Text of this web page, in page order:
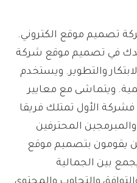
تصميم موقع الكتروني.
في تصميم موقع شركة
والتطوير. ويستخدم
ويتماشى مع معايير
الأول تمتلك فريقا
المحترفين
يقومون بتصميم موقع
بين الجمالية